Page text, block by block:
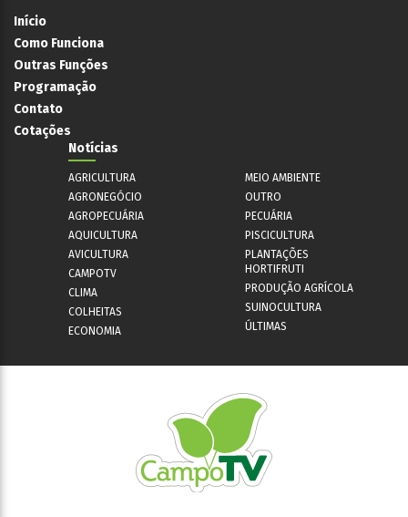
Início
Como Funciona
Outras Funções
Programação
Contato
Cotações
Notícias
AGRICULTURA
AGRONEGÓCIO
AGROPECUÁRIA
AQUICULTURA
AVICULTURA
CAMPOTV
CLIMA
COLHEITAS
ECONOMIA
MEIO AMBIENTE
OUTRO
PECUÁRIA
PISCICULTURA
PLANTAÇÕES
HORTIFRUTI
PRODUÇÃO AGRÍCOLA
SUINOCULTURA
ÚLTIMAS